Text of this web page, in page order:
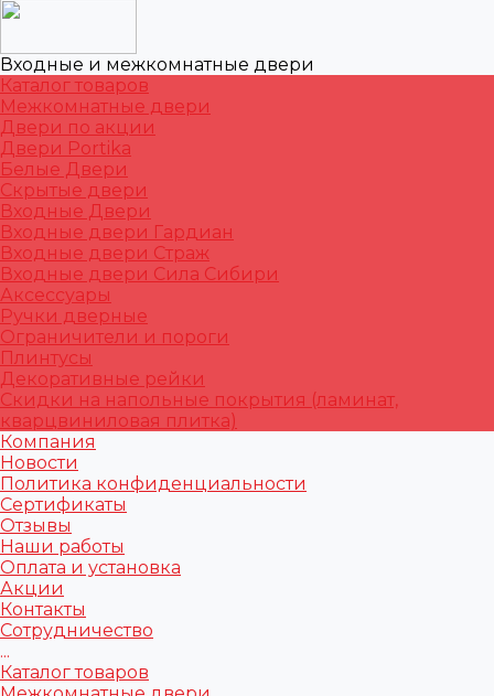
Входные и межкомнатные двери
Каталог товаров
Межкомнатные двери
Двери по акции
Двери Portika
Белые Двери
Скрытые двери
Входные Двери
Входные двери Гардиан
Входные двери Страж
Входные двери Сила Сибири
Аксессуары
Ручки дверные
Ограничители и пороги
Плинтусы
Декоративные рейки
Скидки на напольные покрытия (ламинат,
кварцвиниловая плитка)
Компания
Новости
Политика конфиденциальности
Сертификаты
Отзывы
Наши работы
Оплата и установка
Акции
Контакты
Сотрудничество
...
Каталог товаров